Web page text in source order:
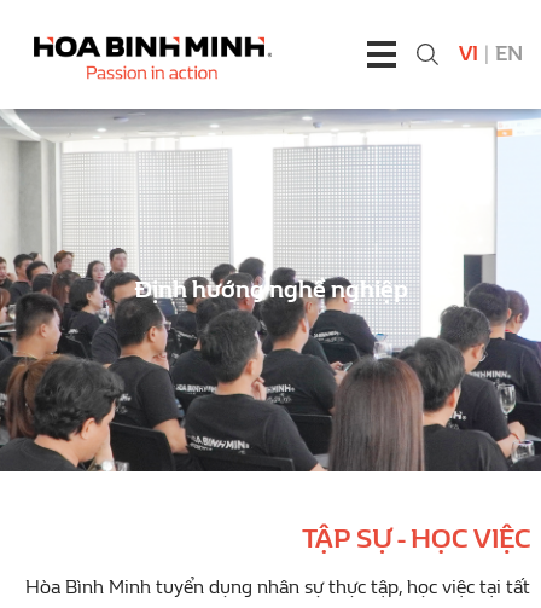
VI | EN
Định hướng nghề nghiệp
TẬP SỰ - HỌC VIỆC
Hòa Bình Minh tuyển dụng nhân sự thực tập, học việc tại tất